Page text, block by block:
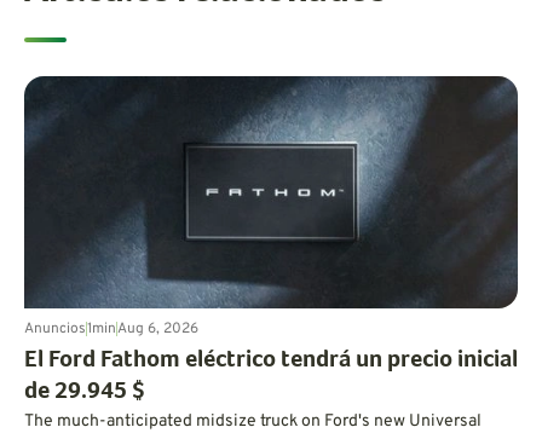
Anuncios1minAug 6, 2026
El Ford Fathom eléctrico tendrá un precio inicial
de 29.945 $
The much-anticipated midsize truck on Ford's new Universal